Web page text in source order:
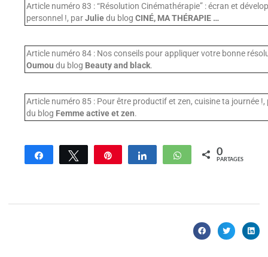
Article numéro 83 : “Résolution Cinémathérapie” : écran et
personnel !, parJuliedu blog CINÉ, MA THÉRAPIE …
Article numéro 84 : Nos conseils pour appliquer votre bonne
Oumou du blog Beauty and black.
Article numéro 85 : Pour être productif et zen, cuisine ta journée
du blog Femme active et zen.
Partagez Tweetez Enregistrer Partagez WhatsApp
0
PARTAGES